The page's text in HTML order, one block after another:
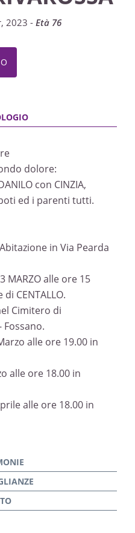
2023 -Età 76
dolore:
con CINZIA,
ed i parenti tutti.
in Via Pearda
MARZO alle ore 15
CENTALLO.
Cimitero di
Fossano.
alle ore 19.00 in
alle ore 18.00 in
alle ore 18.00 in
di Centallo - San